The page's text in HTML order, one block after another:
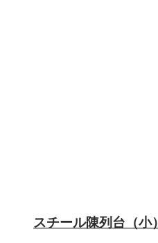
スチール陳列台（小）